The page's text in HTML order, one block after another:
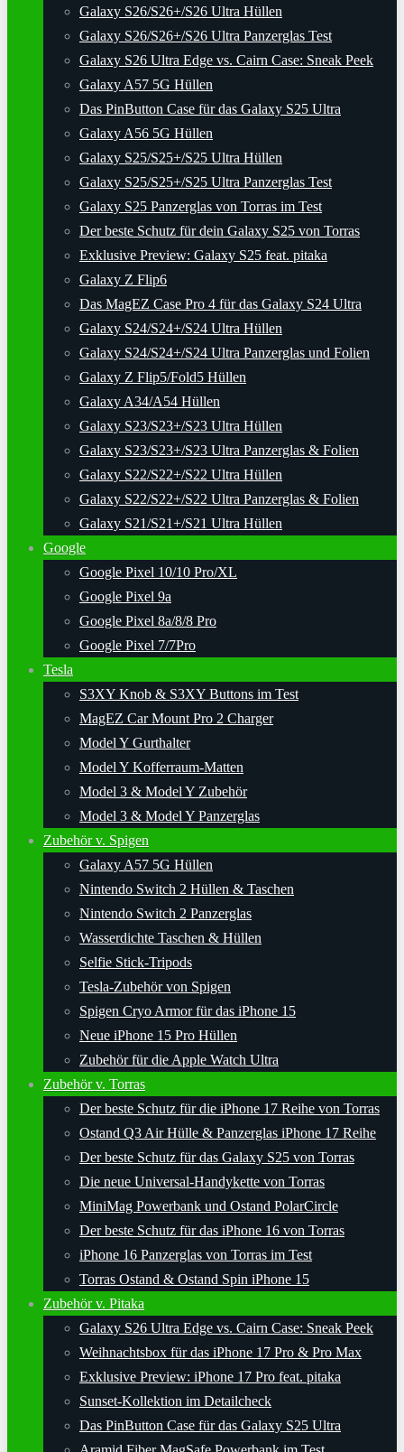
Galaxy S26/S26+/S26 Ultra Hüllen
Galaxy S26/S26+/S26 Ultra Panzerglas Test
Galaxy S26 Ultra Edge vs. Cairn Case: Sneak Peek
Galaxy A57 5G Hüllen
Das PinButton Case für das Galaxy S25 Ultra
Galaxy A56 5G Hüllen
Galaxy S25/S25+/S25 Ultra Hüllen
Galaxy S25/S25+/S25 Ultra Panzerglas Test
Galaxy S25 Panzerglas von Torras im Test
Der beste Schutz für dein Galaxy S25 von Torras
Exklusive Preview: Galaxy S25 feat. pitaka
Galaxy Z Flip6
Das MagEZ Case Pro 4 für das Galaxy S24 Ultra
Galaxy S24/S24+/S24 Ultra Hüllen
Galaxy S24/S24+/S24 Ultra Panzerglas und Folien
Galaxy Z Flip5/Fold5 Hüllen
Galaxy A34/A54 Hüllen
Galaxy S23/S23+/S23 Ultra Hüllen
Galaxy S23/S23+/S23 Ultra Panzerglas & Folien
Galaxy S22/S22+/S22 Ultra Hüllen
Galaxy S22/S22+/S22 Ultra Panzerglas & Folien
Galaxy S21/S21+/S21 Ultra Hüllen
Google
Google Pixel 10/10 Pro/XL
Google Pixel 9a
Google Pixel 8a/8/8 Pro
Google Pixel 7/7Pro
Tesla
S3XY Knob & S3XY Buttons im Test
MagEZ Car Mount Pro 2 Charger
Model Y Gurthalter
Model Y Kofferraum-Matten
Model 3 & Model Y Zubehör
Model 3 & Model Y Panzerglas
Zubehör v. Spigen
Galaxy A57 5G Hüllen
Nintendo Switch 2 Hüllen & Taschen
Nintendo Switch 2 Panzerglas
Wasserdichte Taschen & Hüllen
Selfie Stick-Tripods
Tesla-Zubehör von Spigen
Spigen Cryo Armor für das iPhone 15
Neue iPhone 15 Pro Hüllen
Zubehör für die Apple Watch Ultra
Zubehör v. Torras
Der beste Schutz für die iPhone 17 Reihe von Torras
Ostand Q3 Air Hülle & Panzerglas iPhone 17 Reihe
Der beste Schutz für das Galaxy S25 von Torras
Die neue Universal-Handykette von Torras
MiniMag Powerbank und Ostand PolarCircle
Der beste Schutz für das iPhone 16 von Torras
iPhone 16 Panzerglas von Torras im Test
Torras Ostand & Ostand Spin iPhone 15
Zubehör v. Pitaka
Galaxy S26 Ultra Edge vs. Cairn Case: Sneak Peek
Weihnachtsbox für das iPhone 17 Pro & Pro Max
Exklusive Preview: iPhone 17 Pro feat. pitaka
Sunset-Kollektion im Detailcheck
Das PinButton Case für das Galaxy S25 Ultra